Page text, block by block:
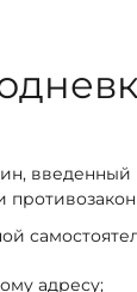
введенный
адресу;